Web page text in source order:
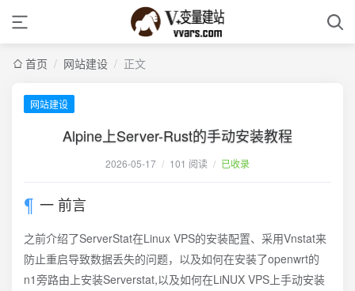
首页 / 网站建设 / 正文
网站建设
Alpine上Server-Rust的手动安装教程
2026-05-17 / 101 阅读 / 已收录
一 前言
之前介绍了ServerStat在Linux VPS的安装配置、采用Vnstat来
防止重启导致数据丢失的问题，以及如何在安装了openwrt的
n1旁路由上安装Serverstat,以及如何在LiNUX VPS上手动安装